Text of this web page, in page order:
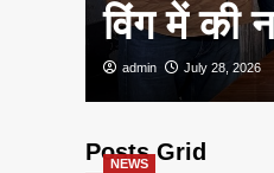
विंग में की
admin July 28, 2026
Posts Grid
NEWS